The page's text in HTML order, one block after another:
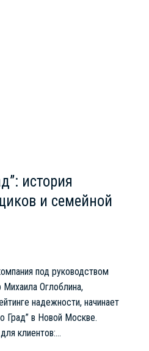
история
и семейной
под руководством
Михаила Оглоблина,
надежности, начинает
Град” в Новой Москве.
клиентов:…